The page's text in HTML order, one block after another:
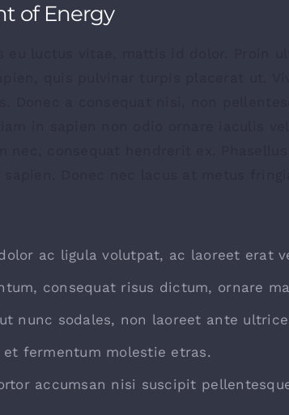
of Energy
ac ligula volutpat, ac laoreet erat
consequat risus dictum, ornare
nunc sodales, non laoreet ante
fermentum molestie etras.
accumsan nisi suscipit